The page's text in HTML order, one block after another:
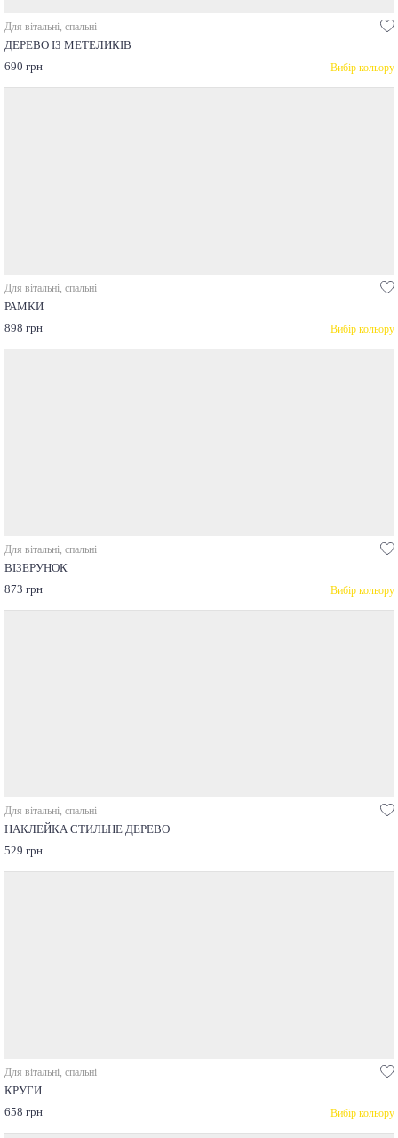
Для вітальні, спальні
ДЕРЕВО ІЗ МЕТЕЛИКІВ
690 грн
Вибір кольору
Для вітальні, спальні
РАМКИ
898 грн
Вибір кольору
Для вітальні, спальні
ВІЗЕРУНОК
873 грн
Вибір кольору
Для вітальні, спальні
НАКЛЕЙКА СТИЛЬНЕ ДЕРЕВО
529 грн
Для вітальні, спальні
КРУГИ
658 грн
Вибір кольору